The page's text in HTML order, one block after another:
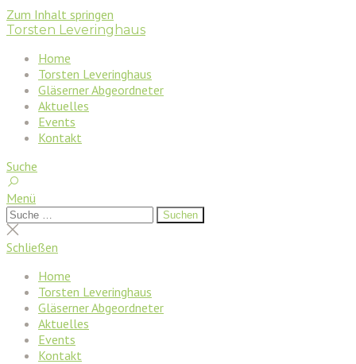
Zum Inhalt springen
Torsten Leveringhaus
Home
Torsten Leveringhaus
Gläserner Abgeordneter
Aktuelles
Events
Kontakt
Suche
Menü
Suchen
nach:
Suchen
Suche
schließen
Schließen
Home
Torsten Leveringhaus
Gläserner Abgeordneter
Aktuelles
Events
Kontakt